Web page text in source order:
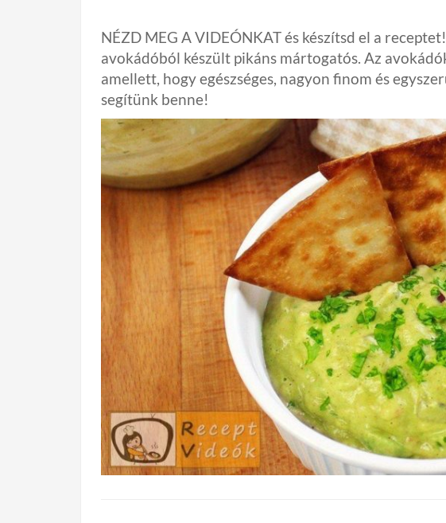
NÉZD MEG A VIDEÓNKAT és készítsd el a
avokádóból készült pikáns mártogatós. Az
amellett, hogy egészséges, nagyon finom és
segítünk benne!